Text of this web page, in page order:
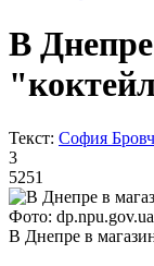
В
Текст: София
3
5251
Фото: dp.npu.gov.ua
В Днепре в